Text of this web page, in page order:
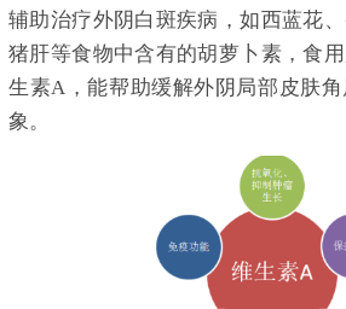
辅助治疗外阴白斑疾病，如西蓝花、
猪肝等食物中含有的胡萝卜素，食
生素A，能帮助缓解外阴局部皮肤
象。